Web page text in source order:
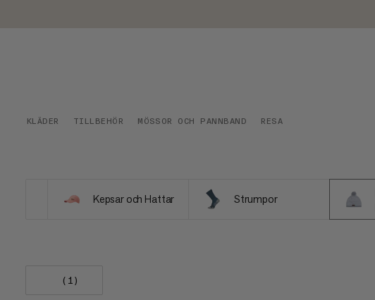
KLÄDER TILLBEHÖR MÖSSOR OCH PANNBAND RESA
Kepsar och Hattar Strumpor
(1)